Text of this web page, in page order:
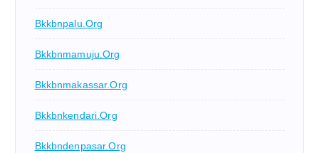
Bkkbnpalu.org
Bkkbnmamuju.org
Bkkbnmakassar.org
Bkkbnkendari.org
Bkkbndenpasar.org